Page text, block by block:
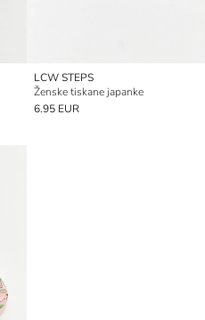
LCW STEPS
Ženske tiskane japanke
6.95 EUR